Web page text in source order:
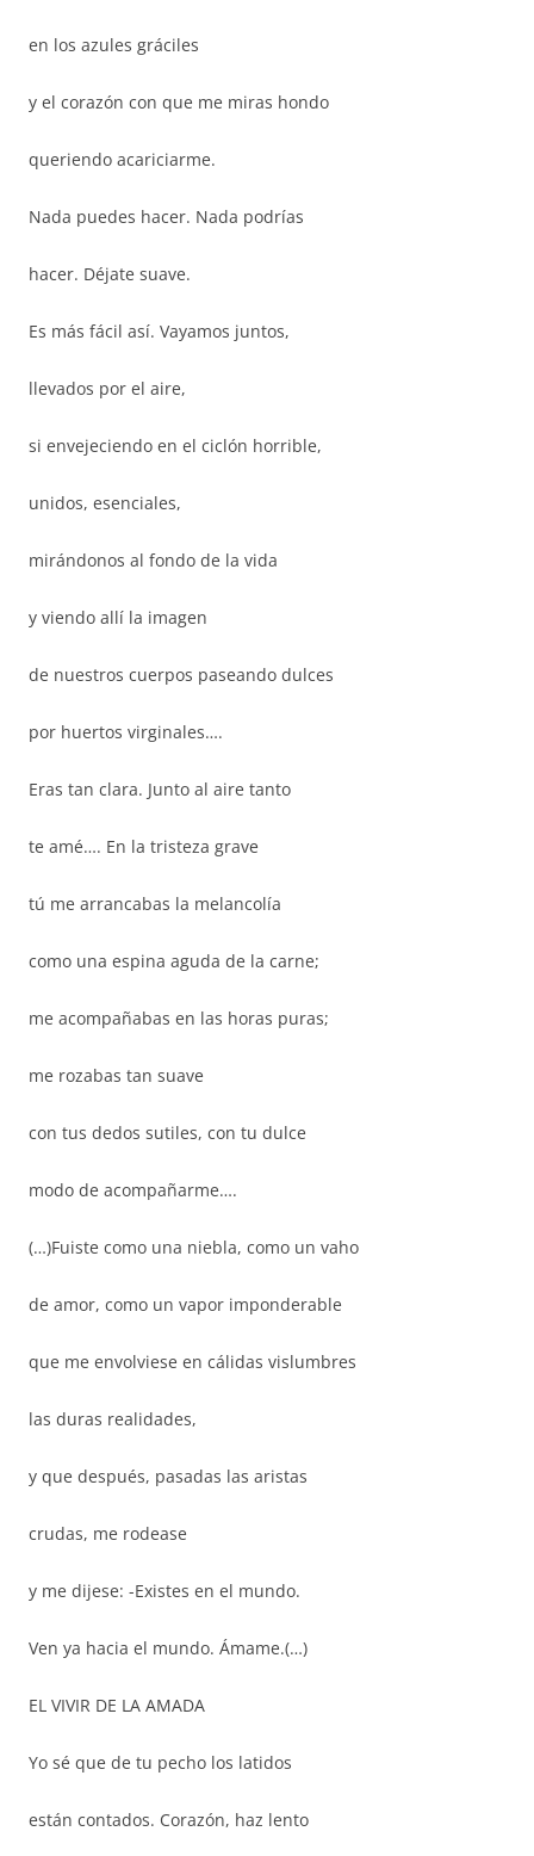
en los azules gráciles
y el corazón con que me miras hondo
queriendo acariciarme.
Nada puedes hacer. Nada podrías
hacer. Déjate suave.
Es más fácil así. Vayamos juntos,
llevados por el aire,
si envejeciendo en el ciclón horrible,
unidos, esenciales,
mirándonos al fondo de la vida
y viendo allí la imagen
de nuestros cuerpos paseando dulces
por huertos virginales….
Eras tan clara. Junto al aire tanto
te amé…. En la tristeza grave
tú me arrancabas la melancolía
como una espina aguda de la carne;
me acompañabas en las horas puras;
me rozabas tan suave
con tus dedos sutiles, con tu dulce
modo de acompañarme….
(…)Fuiste como una niebla, como un vaho
de amor, como un vapor imponderable
que me envolviese en cálidas vislumbres
las duras realidades,
y que después, pasadas las aristas
crudas, me rodease
y me dijese: -Existes en el mundo.
Ven ya hacia el mundo. Ámame.(…)
EL VIVIR DE LA AMADA
Yo sé que de tu pecho los latidos
están contados. Corazón, haz lento